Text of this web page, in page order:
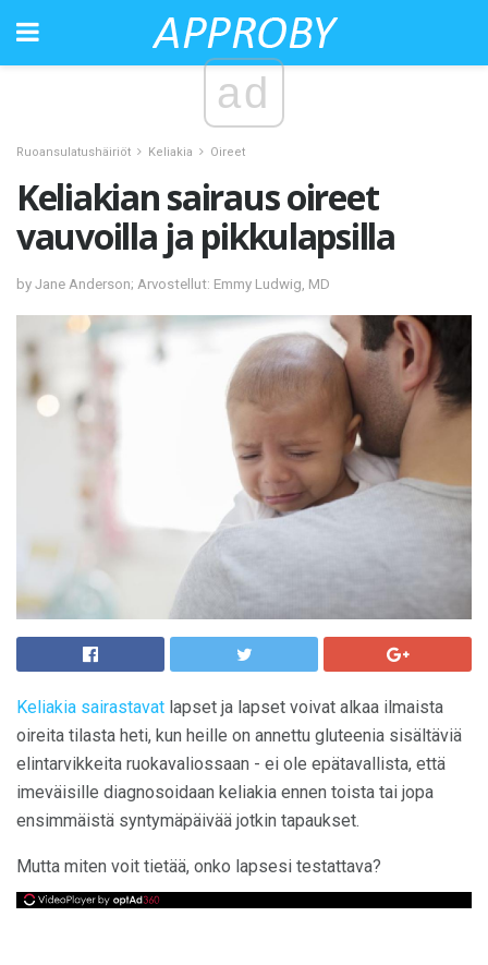
ad
Ruoansulatushäiriöt Keliakia Oireet
Keliakian sairaus oireet
vauvoilla ja pikkulapsilla
by Jane Anderson; Arvostellut: Emmy Ludwig, MD
Keliakia sairastavat lapset ja lapset voivat alkaa ilmaista
oireita tilasta heti, kun heille on annettu gluteenia sisältäviä
elintarvikkeita ruokavaliossaan - ei ole epätavallista, että
imeväisille diagnosoidaan keliakia ennen toista tai jopa
ensimmäistä syntymäpäivää jotkin tapaukset.
Mutta miten voit tietää, onko lapsesi testattava?